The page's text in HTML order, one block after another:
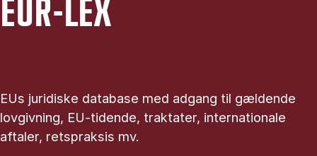
EUR-LEX
EUs juridiske database med adgang til gældende
lovgivning, EU-tidende, traktater, internationale
aftaler, retspraksis mv.